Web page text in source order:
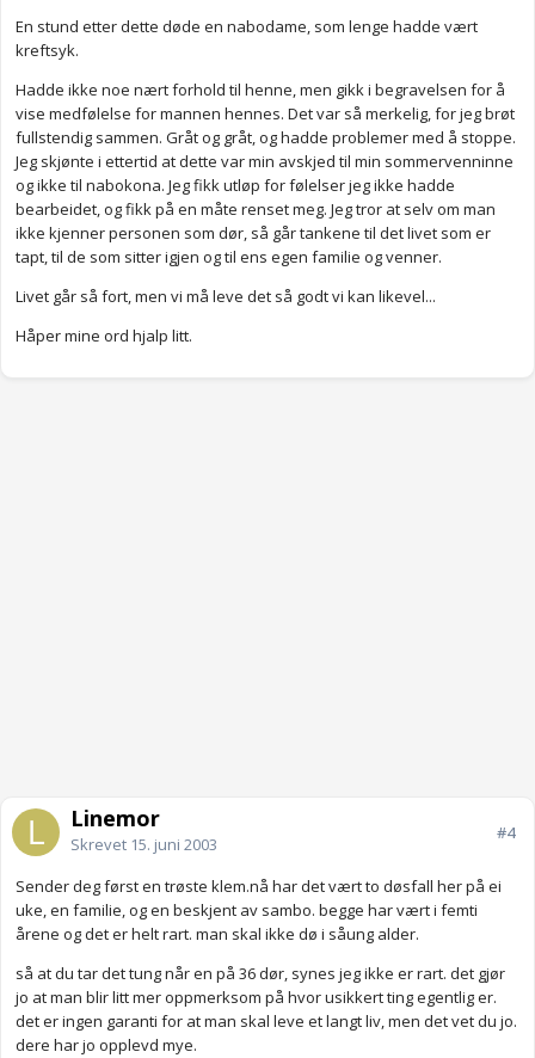
En stund etter dette døde en nabodame, som lenge hadde vært
kreftsyk.
Hadde ikke noe nært forhold til henne, men gikk i begravelsen for å
vise medfølelse for mannen hennes. Det var så merkelig, for jeg brøt
fullstendig sammen. Gråt og gråt, og hadde problemer med å stoppe.
Jeg skjønte i ettertid at dette var min avskjed til min sommervenninne
og ikke til nabokona. Jeg fikk utløp for følelser jeg ikke hadde
bearbeidet, og fikk på en måte renset meg. Jeg tror at selv om man
ikke kjenner personen som dør, så går tankene til det livet som er
tapt, til de som sitter igjen og til ens egen familie og venner.
Livet går så fort, men vi må leve det så godt vi kan likevel...
Håper mine ord hjalp litt.
Linemor
Skrevet 15. juni 2003
#4
Sender deg først en trøste klem.nå har det vært to døsfall her på ei
uke, en familie, og en beskjent av sambo. begge har vært i femti
årene og det er helt rart. man skal ikke dø i såung alder.
så at du tar det tung når en på 36 dør, synes jeg ikke er rart. det gjør
jo at man blir litt mer oppmerksom på hvor usikkert ting egentlig er.
det er ingen garanti for at man skal leve et langt liv, men det vet du jo.
dere har jo opplevd mye.